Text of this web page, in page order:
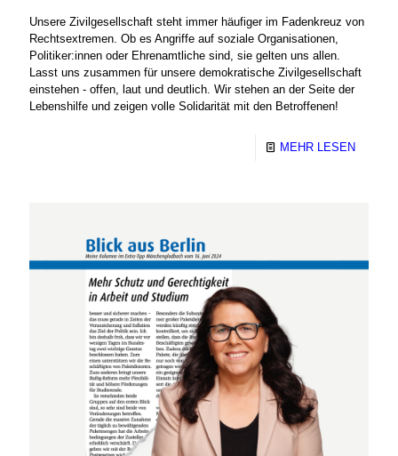
Unsere Zivilgesellschaft steht immer häufiger im Fadenkreuz von
Rechtsextremen. Ob es Angriffe auf soziale Organisationen,
Politiker:innen oder Ehrenamtliche sind, sie gelten uns allen.
Lasst uns zusammen für unsere demokratische Zivilgesellschaft
einstehen - offen, laut und deutlich. Wir stehen an der Seite der
Lebenshilfe und zeigen volle Solidarität mit den Betroffenen!
MEHR LESEN